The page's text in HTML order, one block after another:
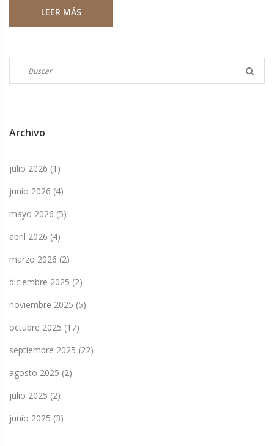
LEER MÁS
Archivo
julio 2026 (1)
junio 2026 (4)
mayo 2026 (5)
abril 2026 (4)
marzo 2026 (2)
diciembre 2025 (2)
noviembre 2025 (5)
octubre 2025 (17)
septiembre 2025 (22)
agosto 2025 (2)
julio 2025 (2)
junio 2025 (3)